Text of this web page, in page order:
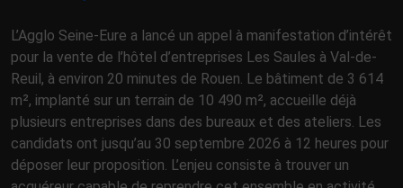
L’Agglo Seine-Eure a lancé un appel à manifestation d’intérêt
pour la vente de l’hôtel d’entreprises Les Saules à Val-de-
Reuil, à environ 20 minutes de Rouen. Le bâtiment de 3 614
m², implanté sur un terrain de 10 490 m², accueille déjà
plusieurs entreprises dans des bureaux et des ateliers. Les
candidats ont jusqu’au 30 septembre 2026 à 12 heures pour
déposer leur proposition. L’enjeu consiste à trouver un